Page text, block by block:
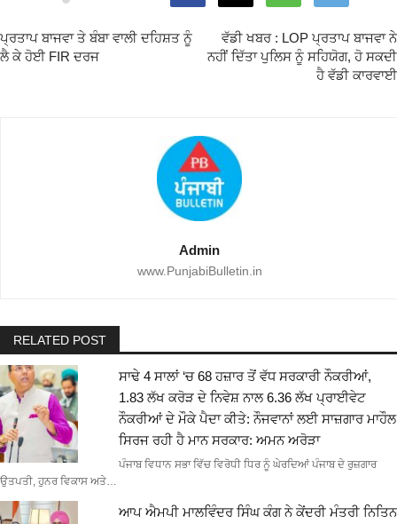
ਪ੍ਰਤਾਪ ਬਾਜਵਾ ਤੇ ਬੰਬਾ ਵਾਲੀ ਦਹਿਸ਼ਤ ਨੂੰ
ਲੈ ਕੇ ਹੋਈ FIR ਦਰਜ
ਵੱਡੀ ਖਬਰ : LOP ਪ੍ਰਤਾਪ ਬਾਜਵਾ ਨੇ
ਨਹੀਂ ਦਿੱਤਾ ਪੁਲਿਸ ਨੂੰ ਸਹਿਯੋਗ, ਹੋ ਸਕਦੀ
ਹੈ ਵੱਡੀ ਕਾਰਵਾਈ
Admin
www.PunjabiBulletin.in
RELATED POST
ਸਾਢੇ 4 ਸਾਲਾਂ ‘ਚ 68 ਹਜ਼ਾਰ ਤੋਂ ਵੱਧ ਸਰਕਾਰੀ ਨੌਕਰੀਆਂ,
1.83 ਲੱਖ ਕਰੋੜ ਦੇ ਨਿਵੇਸ਼ ਨਾਲ 6.36 ਲੱਖ ਪ੍ਰਾਈਵੇਟ
ਨੌਕਰੀਆਂ ਦੇ ਮੌਕੇ ਪੈਦਾ ਕੀਤੇ: ਨੌਜਵਾਨਾਂ ਲਈ ਸਾਜ਼ਗਾਰ ਮਾਹੌਲ
ਸਿਰਜ ਰਹੀ ਹੈ ਮਾਨ ਸਰਕਾਰ: ਅਮਨ ਅਰੋੜਾ
ਪੰਜਾਬ ਵਿਧਾਨ ਸਭਾ ਵਿੱਚ ਵਿਰੋਧੀ ਧਿਰ ਨੂੰ ਘੇਰਦਿਆਂ ਪੰਜਾਬ ਦੇ ਰੁਜ਼ਗਾਰ
ਉਤਪਤੀ, ਹੁਨਰ ਵਿਕਾਸ ਅਤੇ…
ਆਪ ਐਮਪੀ ਮਾਲਵਿੰਦਰ ਸਿੰਘ ਕੰਗ ਨੇ ਕੇਂਦਰੀ ਮੰਤਰੀ ਨਿਤਿਨ